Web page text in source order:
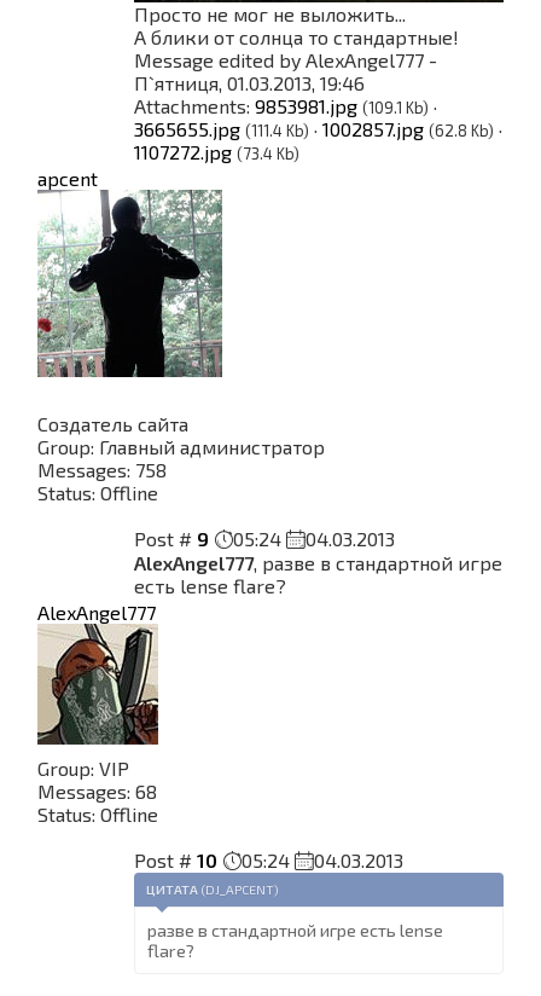
Просто не мог не выложить...
А блики от солнца то стандартные!
Message edited by AlexAngel777 -
П`ятниця, 01.03.2013, 19:46
Attachments: 9853981.jpg (109.1 Kb) ·
3665655.jpg (111.4 Kb) · 1002857.jpg (62.8 Kb) ·
1107272.jpg (73.4 Kb)
apcent
Создатель сайта
Group: Главный администратор
Messages: 758
Status: Offline
Post # 9 05:24
04.03.2013
AlexAngel777, разве в стандартной игре
есть lense flare?
AlexAngel777
Group: VIP
Messages: 68
Status: Offline
Post # 10 05:24 04.03.2013
ЦИТАТА (DJ_APCENT)
разве в стандартной игре есть lense
flare?